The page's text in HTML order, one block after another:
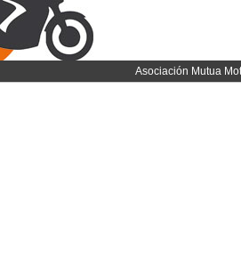
Asociación Mutua